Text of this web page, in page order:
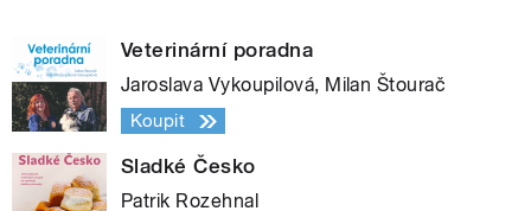
Veterinární poradna
Jaroslava Vykoupilová, Milan Štourač
Koupit
Sladké Česko
Patrik Rozehnal